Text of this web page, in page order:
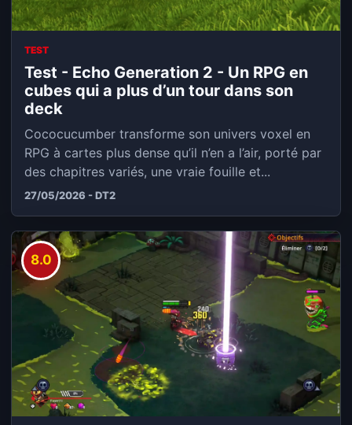
TEST
Test - Echo Generation 2 - Un RPG en
cubes qui a plus d’un tour dans son
deck
Cococucumber transforme son univers voxel en
RPG à cartes plus dense qu’il n’en a l’air, porté par
des chapitres variés, une vraie fouille et...
27/05/2026 - DT2
8.0